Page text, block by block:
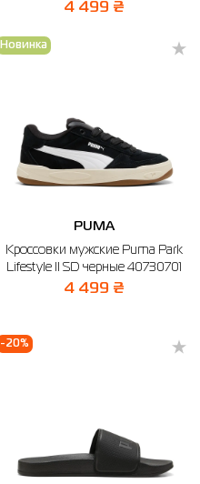
4 499 ₴
Новинка
PUMA
Кроссовки мужские Puma Park
Lifestyle II SD черные 40730701
4 499 ₴
-20%